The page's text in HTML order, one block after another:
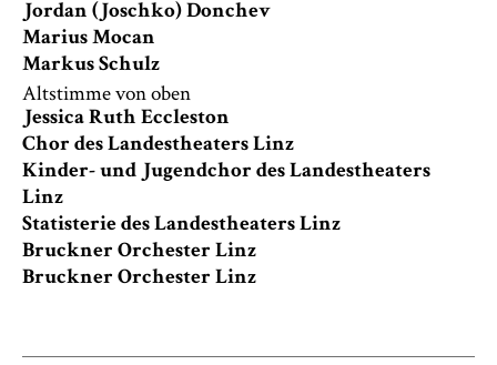
Jordan (Joschko) Donchev
Marius Mocan
Markus Schulz
Altstimme von oben
Jessica Ruth Eccleston
Chor des Landestheaters Linz
Kinder- und Jugendchor des Landestheaters
Linz
Statisterie des Landestheaters Linz
Bruckner Orchester Linz
Bruckner Orchester Linz